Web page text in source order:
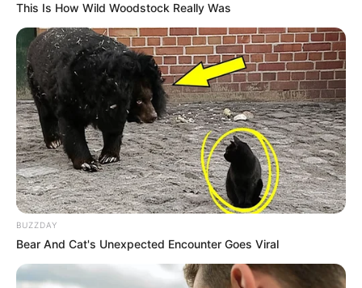
This Is How Wild Woodstock Really Was
BUZZDAY
Bear And Cat's Unexpected Encounter Goes Viral